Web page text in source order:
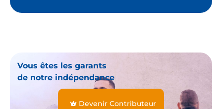
Vous êtes les garants
de notre indépendance
Devenir Contributeur